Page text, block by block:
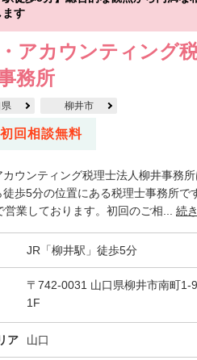
ます
アカウンティング
務所
柳井市
初回相談無料
カウンティング税理士法人柳井事務
徒歩5分の位置にある税理士事務所で
営業しております。初回のご相... 続
JR「柳井駅」徒歩5分
〒742-0031 山口県柳井市南町1-
1F
ア 山口